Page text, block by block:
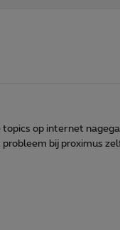
op internet
bij proximus